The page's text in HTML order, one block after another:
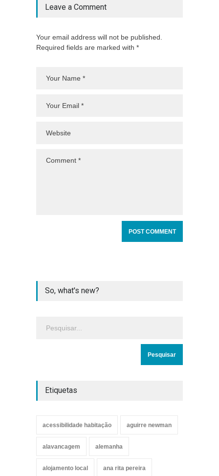
Leave a Comment
Your email address will not be published.
Required fields are marked with *
So, what's new?
Etiquetas
acessibilidade habitação aguirre newman
alavancagem alemanha
alojamento local ana rita pereira